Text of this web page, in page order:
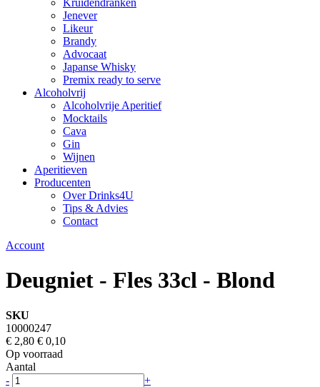
Kruidendranken
Jenever
Likeur
Brandy
Advocaat
Japanse Whisky
Premix ready to serve
Alcoholvrij
Alcoholvrije Aperitief
Mocktails
Cava
Gin
Wijnen
Aperitieven
Producenten
Over Drinks4U
Tips & Advies
Contact
Account
Deugniet - Fles 33cl - Blond
SKU
10000247
€ 2,80 € 0,10
Op voorraad
Aantal
-
+